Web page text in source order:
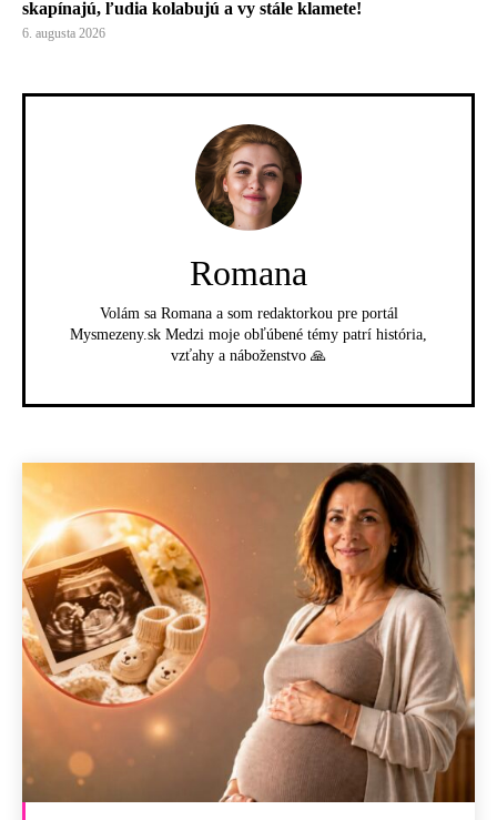
skapínajú, ľudia kolabujú a vy stále klamete!
6. augusta 2026
Romana
Volám sa Romana a som redaktorkou pre portál
Mysmezeny.sk Medzi moje obľúbené témy patrí história,
vzťahy a náboženstvo 🙏